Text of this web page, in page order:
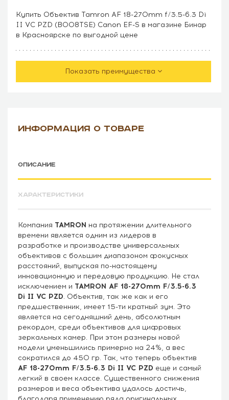
Купить Объектив Tamron AF 18-270mm f/3.5-6.3 Di
II VC PZD (B008TSE) Canon EF-S в магазине Бинар
в Красноярске по выгодной цене
Показать преимущества
ИНФОРМАЦИЯ О ТОВАРЕ
ОПИСАНИЕ
ХАРАКТЕРИСТИКИ
Компания TAMRON на протяжении длительного
времени является одним из лидеров в
разработке и производстве универсальных
объективов с большим диапазоном фокусных
расстояний, выпуская по-настоящему
инновационную и передовую продукцию. Не стал
исключением и TAMRON AF 18-270mm F/3.5-6.3
Di II VC PZD. Объектив, так же как и его
предшественник, имеет 15-ти кратный зум. Это
является на сегодняшний день, абсолютным
рекордом, среди объективов для цифровых
зеркальных камер. При этом размеры новой
модели уменьшились примерно на 24%, а вес
сократился до 450 гр. Так, что теперь объектив
AF 18-270mm F/3.5-6.3 Di II VC PZD еще и самый
легкий в своем классе. Существенного снижения
размеров и веса объектива удалось достичь,